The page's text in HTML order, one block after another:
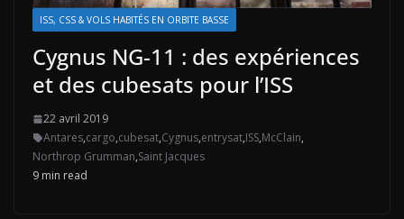
ISS, CSS & VOLS HABITÉS EN ORBITE BASSE
Cygnus NG-11 : des expériences
et des cubesats pour l’ISS
22 avril 2019
Antares,cargo,cubesat,Cygnus,entrysat,ISS,McClain,
Northrop Grumman,Saint Jacques
9 min read